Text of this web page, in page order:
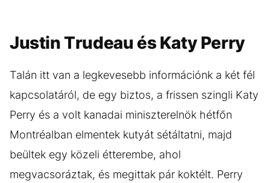
Justin Trudeau és Katy Perry
Talán itt van a legkevesebb információnk a két fél
kapcsolatáról, de egy biztos, a frissen szingli Katy
Perry és a volt kanadai miniszterelnök hétfőn
Montréalban elmentek kutyát sétáltatni, majd
beültek egy közeli étterembe, ahol
megvacsoráztak, és megittak pár koktélt. Perry